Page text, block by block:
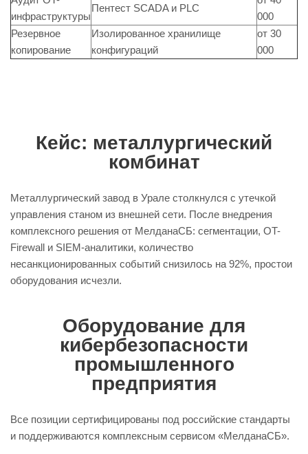
инфраструктуры
Пентест SCADA и PLC
000
Резервное
копирование
Изолированное хранилище
конфигураций
от 30
000
Кейс: металлургический
комбинат
Металлургический завод в Урале столкнулся с утечкой
управления станом из внешней сети. После внедрения
комплексного решения от МелданаСБ: сегментации, OT-
Firewall и SIEM-аналитики, количество
несанкционированных событий снизилось на 92%, простои
оборудования исчезли.
Оборудование для
кибербезопасности
промышленного
предприятия
Все позиции сертифицированы под российские стандарты
и поддерживаются комплексным сервисом «МелданаСБ».